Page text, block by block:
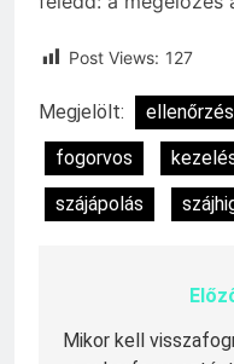
Post Views: 127
Megjelölt: ellenőrzés
fogorvos
szájápolás
Bejegyzés
navigáció
Mikor kell